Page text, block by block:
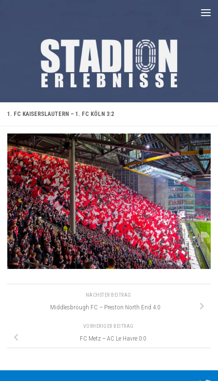
1. FC KAISERSLAUTERN – 1. FC KÖLN 3:2
NÄCHSTER BEITRAG
Middlesbrough FC – Preston North End 4:0
VORHERIGER BEITRAG
FC Metz – AC Le Havre 0:0